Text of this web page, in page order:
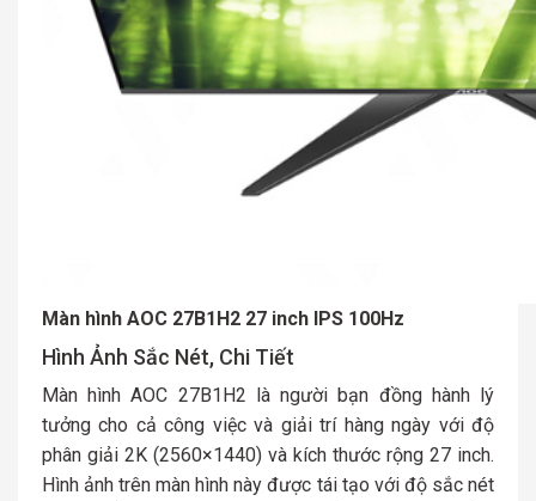
Màn hình AOC 27B1H2 27 inch IPS 100Hz
Hình Ảnh Sắc Nét, Chi Tiết
Màn hình AOC 27B1H2 là người bạn đồng hành lý
tưởng cho cả công việc và giải trí hàng ngày với độ
phân giải 2K (2560×1440) và kích thước rộng 27 inch.
Hình ảnh trên màn hình này được tái tạo với độ sắc nét